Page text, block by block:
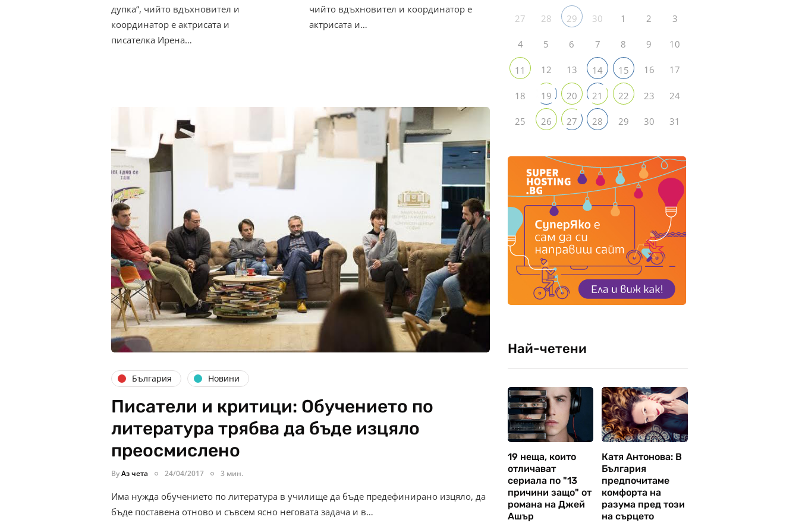
дупка“, чийто вдъхновител и
координатор е актрисата и
писателка Ирена…
чийто вдъхновител и координатор е
актрисата и…
България Новини
Писатели и критици: Обучението по
литература трябва да бъде изцяло
преосмислено
ByАз чета 24/04/2017 3 мин.
Има нужда обучението по литература в училище да бъде предефинирано изцяло, да
бъде поставена отново и съвсем ясно неговата задача и в…
27 28 29 30 1 2 3
4 5 6 7 8 9 10
11 12 13 14 15 16 17
18 19 20 21 22 23 24
25 26 27 28 29 30 31
Най-четени
19 неща, които
отличават
сериала по "13
причини защо" от
романа на Джей
Ашър
Катя Антонова: В
България
предпочитаме
комфорта на
разума пред този
на сърцето